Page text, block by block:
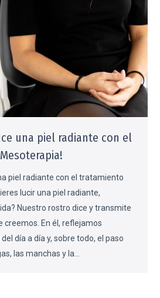
una piel radiante con el
piel radiante con el tratamiento
lucir una piel radiante,
Nuestro rostro dice y transmite
creemos. En él, reflejamos
día a día y, sobre todo, el paso
las manchas y la…